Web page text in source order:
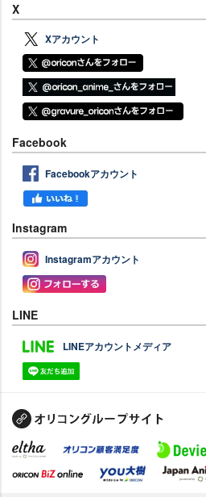
X
Xアカウント
Facebook
Facebookアカウント
Instagram
Instagramアカウント
LINE
LINEアカウントメディア